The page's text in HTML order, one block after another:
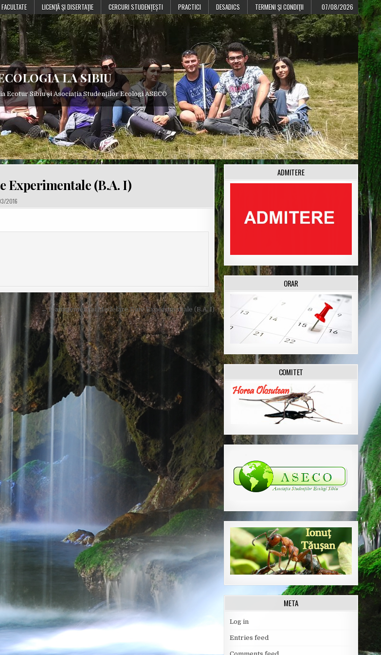
FACULTATE LICENŢĂ ŞI DISERTAŢIE CERCURI STUDENȚEȘTI PRACTICI DESADICS TERMENI ŞI CONDIŢII 07/08/2026
LA SIBIU
Ecotur Sibiu și Asociația Studenților Ecologi ASECO
Experimentale (B.A. I)
2016
← Management și Modelare Date Experimentale (B.A. I)
ADMITERE
ORAR
COMITET
META
Log in
Entries feed